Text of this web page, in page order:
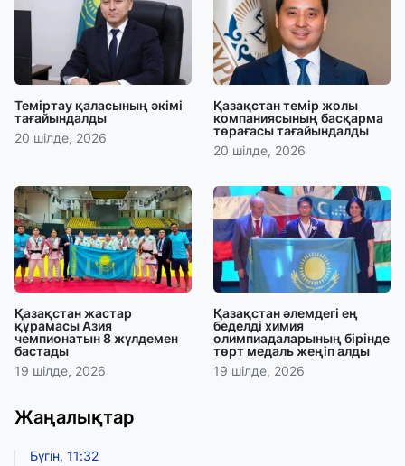
Теміртау қаласының әкімі
тағайындалды
20 шілде, 2026
Қазақстан темір жолы
компаниясының басқарма
төрағасы тағайындалды
20 шілде, 2026
Қазақстан жастар
құрамасы Азия
чемпионатын 8 жүлдемен
бастады
19 шілде, 2026
Қазақстан әлемдегі ең
беделді химия
олимпиадаларының бірінде
төрт медаль жеңіп алды
19 шілде, 2026
Жаңалықтар
Бүгін, 11:32